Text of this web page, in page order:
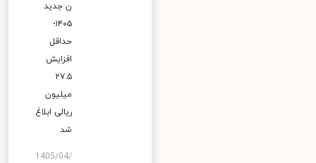
ن جدید
۱۴۰۵؛
حداقل
افزایش
۲۷.۵
میلیون
ریالی ابلاغ
شد
1405/04/